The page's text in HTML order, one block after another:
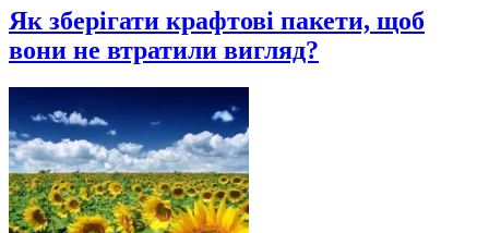
Як зберігати крафтові пакети, щоб
вони не втратили вигляд?